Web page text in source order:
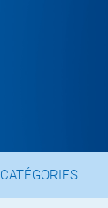
CATÉGORIES